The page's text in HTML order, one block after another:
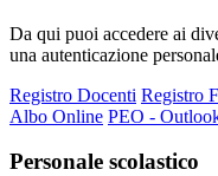
Da qui puoi accedere ai
una autenticazione
Registro Docenti Registro
Albo Online PEO -
Personale scolastico